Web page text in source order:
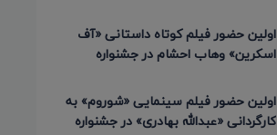
اولین حضور فیلم کوتاه داستانی «آف
اسکرین» وهاب احشام در جشنواره
اولین حضور فیلم سینمایی «شوروم» به
کارگردانی «عبدالله بهادری» در جشنواره